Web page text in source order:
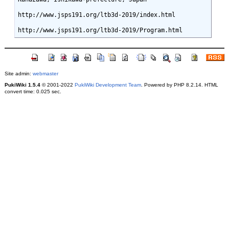
http://www.jsps191.org/ltb3d-2019/index.html
Site admin: webmaster
PukiWiki 1.5.4© 2001-2022 PukiWiki Development Team. Powered by PHP 8.2.14. HTML
convert time: 0.025 sec.